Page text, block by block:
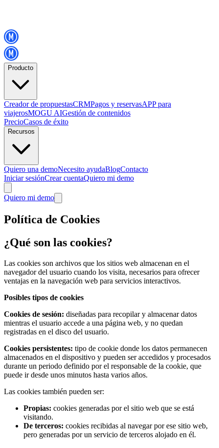
Producto
Creador de propuestasCRMPagos y reservasAPP para
viajerosMOGU AIGestión de contenidos
PrecioCasos de éxito
Recursos
Quiero una demoNecesito ayudaBlogContacto
Iniciar sesiónCrear cuentaQuiero mi demo
Quiero mi demo
Política de Cookies
¿Qué son las cookies?
Las cookies son archivos que los sitios web almacenan en el
navegador del usuario cuando los visita, necesarios para ofrecer
ventajas en la navegación web para servicios interactivos.
Posibles tipos de cookies
Cookies de sesión: diseñadas para recopilar y almacenar datos
mientras el usuario accede a una página web, y no quedan
registradas en el disco del usuario.
Cookies persistentes: tipo de cookie donde los datos permanecen
almacenados en el dispositivo y pueden ser accedidos y procesados
durante un periodo definido por el responsable de la cookie, que
puede ir desde unos minutos hasta varios años.
Las cookies también pueden ser:
Propias: cookies generadas por el sitio web que se está
visitando.
De terceros: cookies recibidas al navegar por ese sitio web,
pero generadas por un servicio de terceros alojado en él.